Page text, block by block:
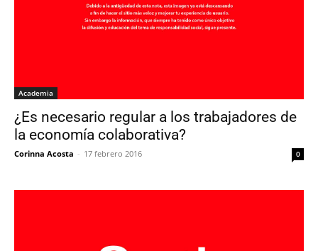
Academia
¿Es necesario regular a los trabajadores de
la economía colaborativa?
Corinna Acosta - 17 febrero 2016 0